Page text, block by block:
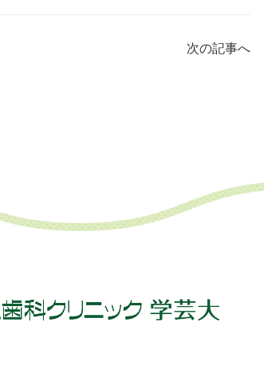
次の記事へ